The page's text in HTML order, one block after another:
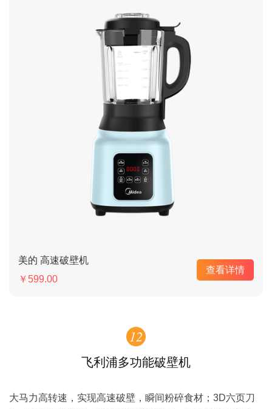
美的 高速破壁机
￥599.00
查看详情
12
飞利浦多功能破壁机
大马力高转速，实现高速破壁，瞬间粉碎食材；3D六页刀